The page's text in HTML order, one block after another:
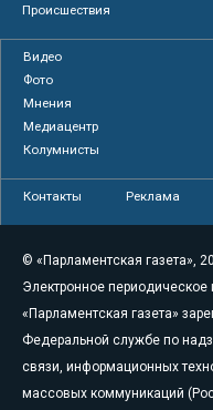
Происшествия
Видео
Фото
Мнения
Медиацентр
Колумнисты
Контакты Реклама
© «Парламентская газета»,
Электронное периодическое
«Парламентская газета»
Федеральной службе по
связи, информационных
массовых коммуникаций